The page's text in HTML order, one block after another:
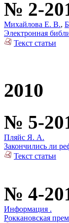
№ 2-
Михайлова Е. В.,
Электронная
Текст статьи
2010
№ 5-
Пляйс Я. А.
Закончились ли
Текст статьи
№ 4-
Информация .
Роккановская